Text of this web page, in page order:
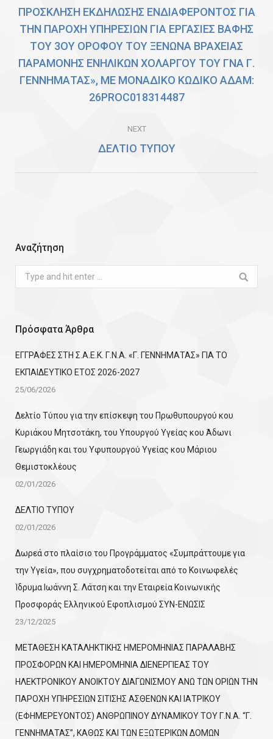
ΠΡΟΣΚΛΗΣΗ ΕΚΔΗΛΩΣΗΣ ΕΝΔΙΑΦΕΡΟΝΤΟΣ ΓΙΑ
ΤΗΝ ΠΑΡΟΧΗ ΥΠΗΡΕΣΙΩΝ ΓΙΑ ΕΡΓΑΣΙΕΣ ΒΑΦΗΣ
ΤΟΥ 3ΟΥ ΟΡΟΦΟΥ ΤΟΥ ΞΕΝΩΝΑ ΒΡΑΧΕΙΑΣ
ΠΑΡΑΜΟΝΗΣ ΕΝΗΛΙΚΩΝ ΧΟΛΑΡΓΟΥ ΤΟΥ ΓΝΑ Γ.
ΓΕΝΝΗΜΑΤΑΣ», ΜΕ ΜΟΝΑΔΙΚΟ ΚΩΔΙΚΟ ΑΔΑΜ:
26PROC018314487
NEXT
Next
ΔΕΛΤΙΟ ΤΥΠΟΥ
Αναζήτηση
Search:
Πρόσφατα Άρθρα
ΕΓΓΡΑΦΕΣ ΣΤΗ Σ.Α.Ε.Κ. Γ.Ν.Α. «Γ. ΓΕΝΝΗΜΑΤΑΣ» ΓΙΑ ΤΟ
ΕΚΠΑΙΔΕΥΤΙΚΟ ΕΤΟΣ 2026-2027
25/06/2026
Δελτίο Τύπου για την επίσκεψη του Πρωθυπουργού κου
Κυριάκου Μητσοτάκη, του Υπουργού Υγείας κου Άδωνι
Γεωργιάδη και του Υφυπουργού Υγείας κου Μάριου
Θεμιστοκλέους
02/01/2026
ΔΕΛΤΙΟ ΤΥΠΟΥ
02/01/2026
Δωρεά στο πλαίσιο του Προγράμματος «Συμπράττουμε για
την Υγεία», που συγχρηματοδοτείται από το Κοινωφελές
Ίδρυμα Ιωάννη Σ. Λάτση και την Εταιρεία Κοινωνικής
Προσφοράς Ελληνικού Εφοπλισμού ΣΥΝ-ΕΝΩΣΙΣ
23/12/2025
ΜΕΤΑΘΕΣΗ ΚΑΤΑΛΗΚΤΙΚΗΣ ΗΜΕΡΟΜΗΝΙΑΣ ΠΑΡΑΛΑΒΗΣ
ΠΡΟΣΦΟΡΩΝ ΚΑΙ ΗΜΕΡΟΜΗΝΙΑ ΔΙΕΝΕΡΓΙΕΑΣ ΤΟΥ
ΗΛΕΚΤΡΟΝΙΚΟΥ ΑΝΟΙΚΤΟΥ ΔΙΑΓΩΝΙΣΜΟΥ ΑΝΩ ΤΩΝ ΟΡΙΩΝ ΤΗΝ
ΠΑΡΟΧΗ ΥΠΗΡΕΣΙΩΝ ΣΙΤΙΣΗΣ ΑΣΘΕΝΩΝ ΚΑΙ ΙΑΤΡΙΚΟΥ
(ΕΦΗΜΕΡΕΥΟΝΤΟΣ) ΑΝΘΡΩΠΙΝΟΥ ΔΥΝΑΜΙΚΟΥ ΤΟΥ Γ.Ν.Α. “Γ.
ΓΕΝΝΗΜΑΤΑΣ”, ΚΑΘΩΣ ΚΑΙ ΤΩΝ ΕΞΩΤΕΡΙΚΩΝ ΔΟΜΩΝ